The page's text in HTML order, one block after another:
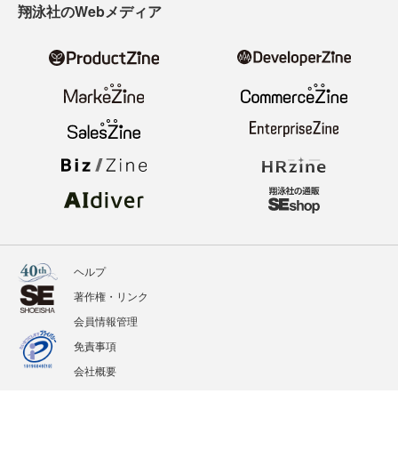
翔泳社のWebメディア
ヘルプ
著作権・リンク
会員情報管理
免責事項
会社概要